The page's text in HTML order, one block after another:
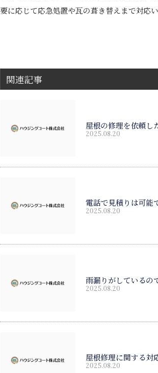
要に応じて応急処置や瓦の葺き替えまで対応い
関連記事
屋根の修理を依頼し
2025.08.20
電話で見積りは可能
2025.08.20
雨漏りがしているの
2025.08.20
屋根修理に関する対
2025.08.20